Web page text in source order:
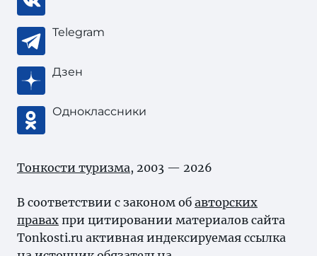
Telegram
Дзен
Одноклассники
Тонкости туризма, 2003 — 2026
В соответствии с законом об авторских
правах при цитировании материалов сайта
Tonkosti.ru активная индексируемая ссылка